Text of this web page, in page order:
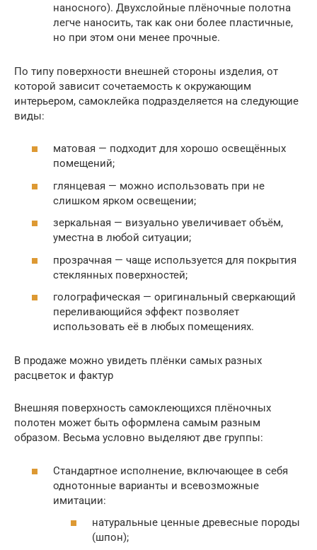
наносного). Двухслойные плёночные полотна
легче наносить, так как они более пластичные,
но при этом они менее прочные.
По типу поверхности внешней стороны изделия, от
которой зависит сочетаемость к окружающим
интерьером, самоклейка подразделяется на следующие
виды:
матовая — подходит для хорошо освещённых
помещений;
глянцевая — можно использовать при не
слишком ярком освещении;
зеркальная — визуально увеличивает объём,
уместна в любой ситуации;
прозрачная — чаще используется для покрытия
стеклянных поверхностей;
голографическая — оригинальный сверкающий
переливающийся эффект позволяет
использовать её в любых помещениях.
В продаже можно увидеть плёнки самых разных
расцветок и фактур
Внешняя поверхность самоклеющихся плёночных
полотен может быть оформлена самым разным
образом. Весьма условно выделяют две группы:
Стандартное исполнение, включающее в себя
однотонные варианты и всевозможные
имитации:
натуральные ценные древесные породы
(шпон);